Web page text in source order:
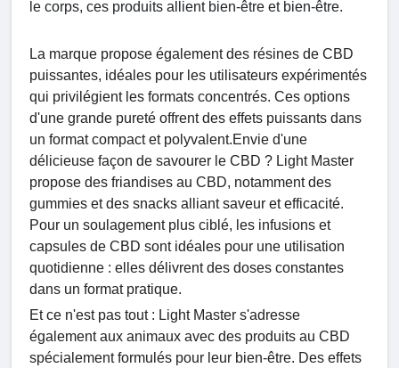
le corps, ces produits allient bien-être et bien-être.
La marque propose également des résines de CBD
puissantes, idéales pour les utilisateurs expérimentés
qui privilégient les formats concentrés. Ces options
d'une grande pureté offrent des effets puissants dans
un format compact et polyvalent.Envie d'une
délicieuse façon de savourer le CBD ? Light Master
propose des friandises au CBD, notamment des
gummies et des snacks alliant saveur et efficacité.
Pour un soulagement plus ciblé, les infusions et
capsules de CBD sont idéales pour une utilisation
quotidienne : elles délivrent des doses constantes
dans un format pratique.
Et ce n'est pas tout : Light Master s'adresse
également aux animaux avec des produits au CBD
spécialement formulés pour leur bien-être. Des effets